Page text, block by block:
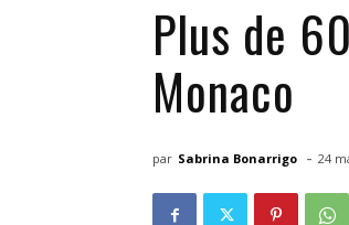
Plus de
Monaco
par Sabrina Bonarrigo - 24